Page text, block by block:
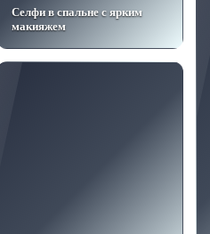
Селфи в спальне с ярким
макияжем